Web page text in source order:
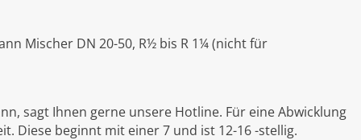
Mischer DN 20-50, R½ bis R 1¼ (nicht für
sagt Ihnen gerne unsere Hotline. Für eine Abwicklung
Diese beginnt mit einer 7 und ist 12-16 -stellig.